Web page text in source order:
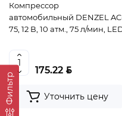
Фильтр
Компрессор
автомобильный DENZEL
75, 12 В, 10 атм., 75 л/мин,
175.22 BYN
Уточнить цену